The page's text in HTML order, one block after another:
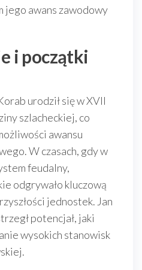
jego awans zawodowy
i początki
urodził się w XVII
szlacheckiej, co
awansu
W czasach, gdy w
feudalny,
odgrywało kluczową
jednostek. Jan
potencjał, jaki
wysokich stanowisk